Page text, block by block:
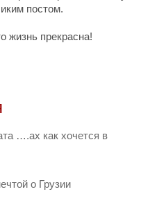
постом.
жизнь прекрасна!
….ах как хочется в
о Грузии